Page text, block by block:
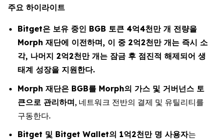
주요 하이라이트
Bitget은 보유 중인 BGB 토큰 4억4천만 개 전량을
Morph 재단에 이전하며, 이 중 2억2천만 개는 즉시 소
각, 나머지 2억2천만 개는 잠금 후 점진적 해제되어 생
태계 성장을 지원한다.
Morph 재단은 BGB를 Morph의 가스 및 거버넌스 토
큰으로 관리하며, 네트워크 전반의 결제 및 유틸리티를
구동한다.
Bitget 및 Bitget Wallet의 1억2천만 명 사용자는